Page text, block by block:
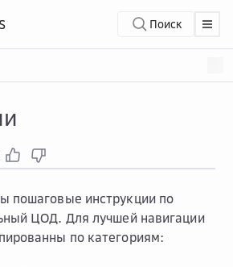
Поиск
пошаговые инструкции по
ЦОД. Для лучшей навигации
по категориям: